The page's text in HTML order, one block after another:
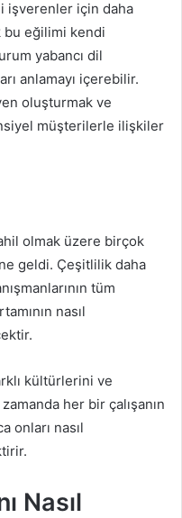
işverenler için daha
eğilimi kendi
yabancı dil
anlamayı içerebilir.
oluşturmak ve
müşterilerle ilişkiler
olmak üzere birçok
geldi. Çeşitlilik daha
tüm
nasıl
kültürlerini ve
her bir çalışanın
onları nasıl
Nasıl